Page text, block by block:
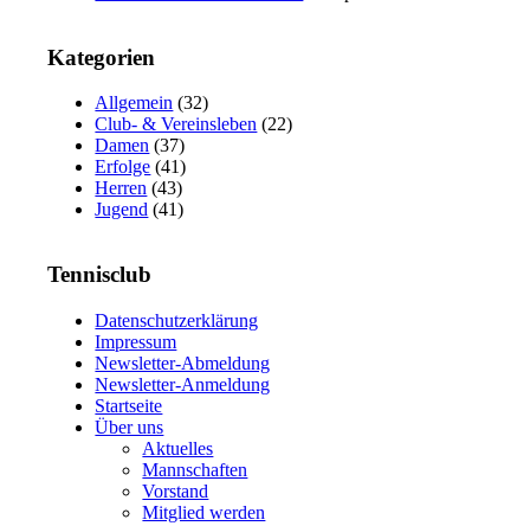
Kategorien
Allgemein (32)
Club- & Vereinsleben (22)
Damen (37)
Erfolge (41)
Herren (43)
Jugend (41)
Tennisclub
Datenschutzerklärung
Impressum
Newsletter-Abmeldung
Newsletter-Anmeldung
Startseite
Über uns
Aktuelles
Mannschaften
Vorstand
Mitglied werden